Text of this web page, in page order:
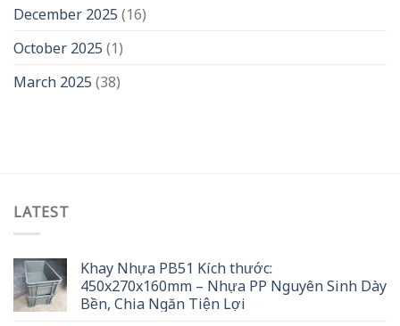
December 2025(16)
October 2025(1)
March 2025(38)
LATEST
Khay Nhựa PB51 Kích thước:
450x270x160mm – Nhựa PP Nguyên Sinh Dày
Bền, Chia Ngăn Tiện Lợi